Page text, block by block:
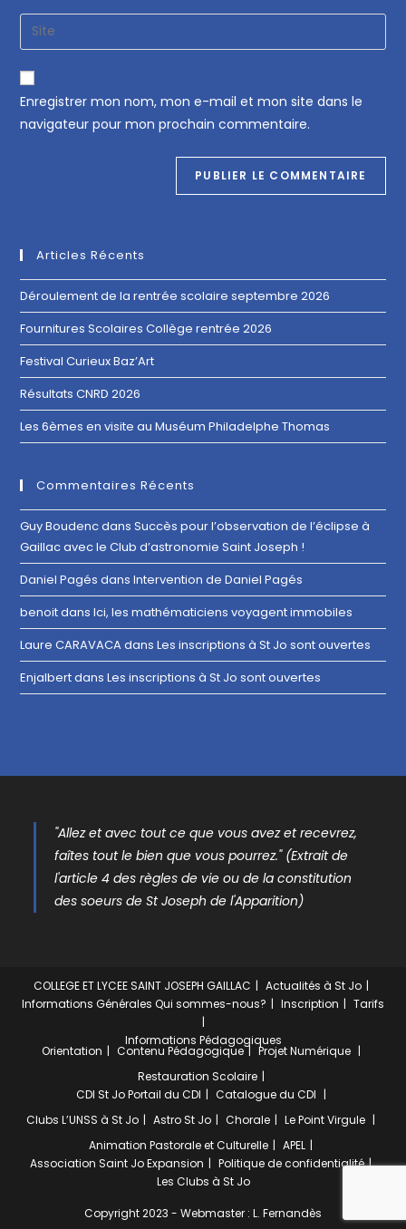
Enregistrer mon nom, mon e-mail et mon site dans le
navigateur pour mon prochain commentaire.
Articles Récents
Déroulement de la rentrée scolaire septembre 2026
Fournitures Scolaires Collège rentrée 2026
Festival Curieux Baz’Art
Résultats CNRD 2026
Les 6èmes en visite au Muséum Philadelphe Thomas
Commentaires Récents
Guy BoudencdansSuccès pour l’observation de l’éclipse à
Gaillac avec le Club d’astronomie Saint Joseph !
Daniel Pagés dansIntervention de Daniel Pagés
benoitdansIci, les mathématiciens voyagent immobiles
Laure CARAVACAdansLes inscriptions à St Jo sont ouvertes
EnjalbertdansLes inscriptions à St Jo sont ouvertes
"Allez et avec tout ce que vous avez et recevrez,
faîtes tout le bien que vous pourrez." (Extrait de
l'article 4 des règles de vie ou de la constitution
des soeurs de St Joseph de l'Apparition)
COLLEGE ET LYCEE SAINT JOSEPH GAILLAC
Actualités à St Jo
Informations Générales Qui sommes-nous? Inscription Tarifs
Informations Pédagogiques
Orientation Contenu Pédagogique
Projet Numérique
Restauration Scolaire
CDI St Jo Portail du CDI
Catalogue du CDI
Clubs L’UNSS à St Jo Astro St Jo Chorale
Le Point Virgule
Animation Pastorale et Culturelle
APEL
Association Saint Jo Expansion
Politique de confidentialité
Les Clubs à St Jo
Copyright 2023 - Webmaster : L. Fernandès